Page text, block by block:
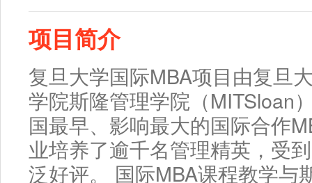
项目简介
复旦大学国际MBA项目由复旦
学院斯隆管理学院（MITSloan
国最早、影响最大的国际合作
业培养了逾千名管理精英，受
泛好评。 国际MBA课程教学与